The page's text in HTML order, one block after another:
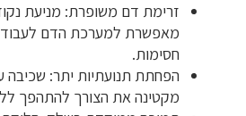
זרימת דם משופרת: מניעת
מאפשרת למערכת הדם לעבוד
חסימות.
הפחתת תנועתיות יתר:
מקטינה את הצורך להתהפך